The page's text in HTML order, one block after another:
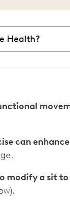
Health?
can
modify a sit